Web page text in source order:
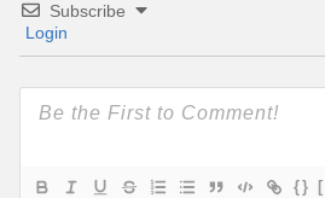
Subscribe
Login
{}